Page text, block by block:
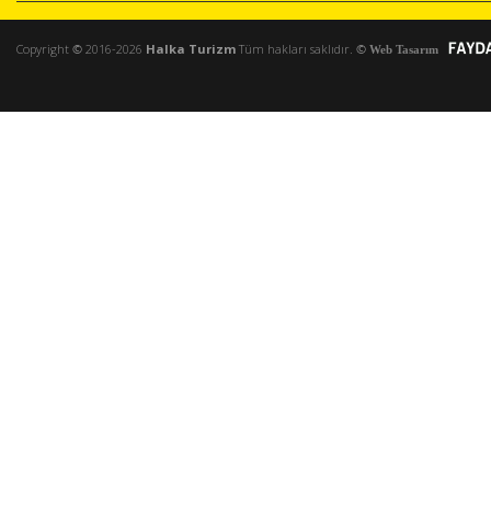
Copyright © 2016-2026 Halka Turizm Tüm hakları saklıdır. © Web Tasarım